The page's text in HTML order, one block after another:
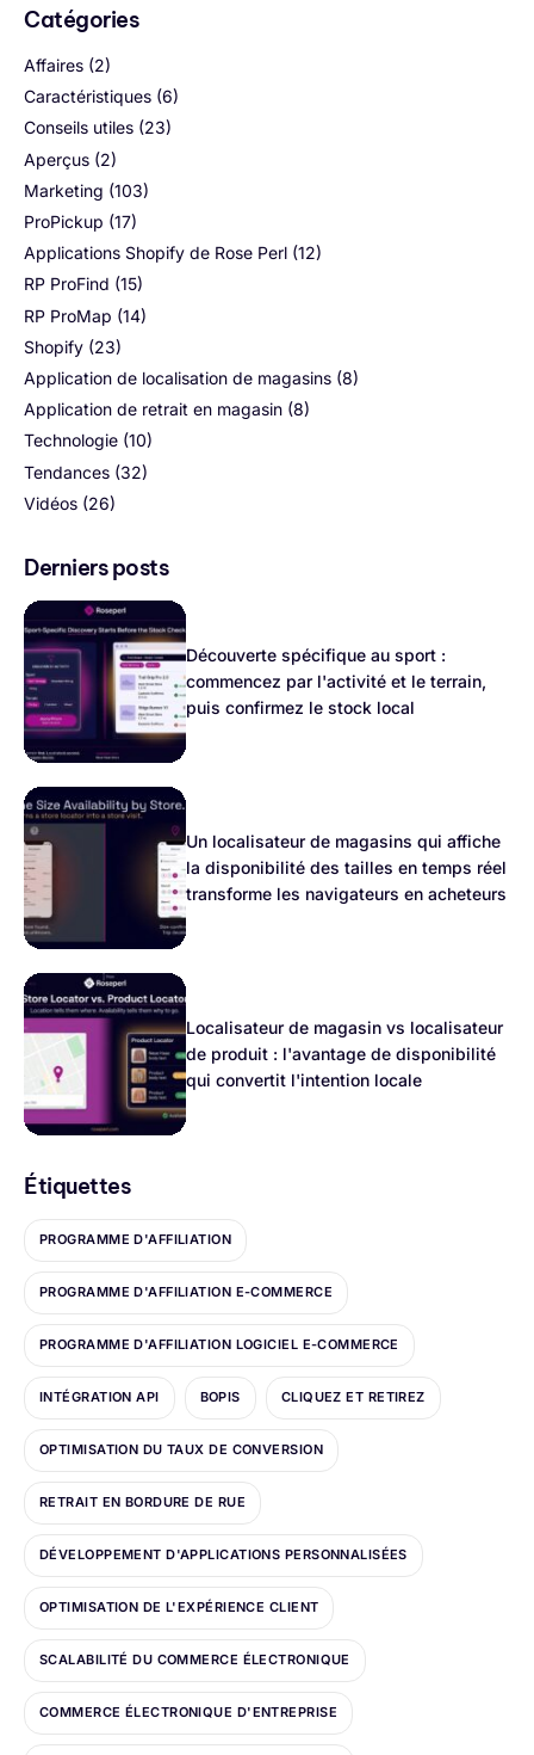
Catégories
Affaires (2)
Caractéristiques (6)
Conseils utiles (23)
Aperçus (2)
Marketing (103)
ProPickup (17)
Applications Shopify de Rose Perl (12)
RP ProFind (15)
RP ProMap (14)
Shopify (23)
Application de localisation de magasins (8)
Application de retrait en magasin (8)
Technologie (10)
Tendances (32)
Vidéos (26)
Derniers posts
Découverte spécifique au sport :
commencez par l'activité et le terrain,
puis confirmez le stock local
Un localisateur de magasins qui affiche
la disponibilité des tailles en temps réel
transforme les navigateurs en acheteurs
Localisateur de magasin vs localisateur
de produit : l'avantage de disponibilité
qui convertit l'intention locale
Étiquettes
PROGRAMME D'AFFILIATION
PROGRAMME D'AFFILIATION E-COMMERCE
PROGRAMME D'AFFILIATION LOGICIEL E-COMMERCE
INTÉGRATION API BOPIS CLIQUEZ ET RETIREZ
OPTIMISATION DU TAUX DE CONVERSION
RETRAIT EN BORDURE DE RUE
DÉVELOPPEMENT D'APPLICATIONS PERSONNALISÉES
OPTIMISATION DE L'EXPÉRIENCE CLIENT
SCALABILITÉ DU COMMERCE ÉLECTRONIQUE
COMMERCE ÉLECTRONIQUE D'ENTREPRISE